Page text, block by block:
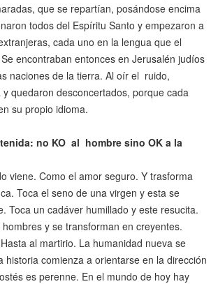
que se repartían, posándose encima
todos del Espíritu Santo y empezaron a
cada uno en la lengua que el
encontraban entonces en Jerusalén judíos
naciones de la tierra. Al oír el ruido,
quedaron desconcertados, porque cada
su propio idioma.
no KO al hombre sino OK a la
viene. Como el amor seguro. Y trasforma
Toca el seno de una virgen y esta se
Toca un cadáver humillado y este resucita.
y se transforman en creyentes.
al martirio. La humanidad nueva se
historia comienza a orientarse en la dirección
es perenne. En el mundo de hoy hay